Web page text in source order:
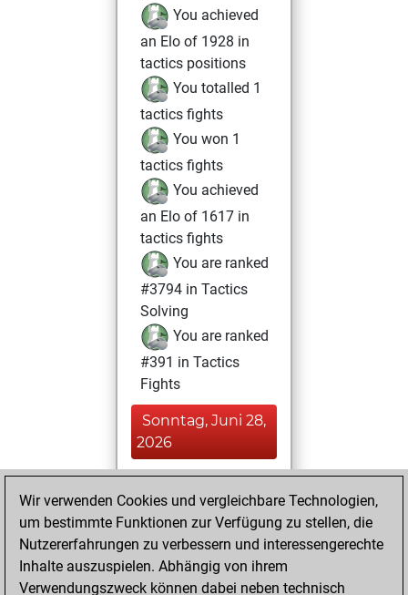
You achieved
an Elo of 1928 in
tactics positions
You totalled 1
tactics fights
You won 1
tactics fights
You achieved
an Elo of 1617 in
tactics fights
You are ranked
#3794 in Tactics
Solving
You are ranked
#391 in Tactics
Fights
Sonntag, Juni 28,
2026
You played 2
blitz games
Play
You scored +0
=0 -2 in blitz
Wir verwenden Cookies und vergleichbare Technologien,
um bestimmte Funktionen zur Verfügung zu stellen, die
Nutzererfahrungen zu verbessern und interessengerechte
Inhalte auszuspielen. Abhängig von ihrem
Verwendungszweck können dabei neben technisch